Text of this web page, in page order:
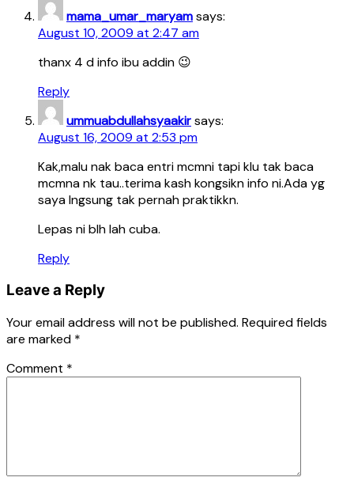
mama_umar_maryamsays:
August 10, 2009 at 2:47 am
thanx 4 d info ibu addin 😉
Reply
ummuabdullahsyaakirsays:
August 16, 2009 at 2:53 pm
Kak,malu nak baca entri mcmni tapi klu tak baca
mcmna nk tau..terima kash kongsikn info ni.Ada yg
saya lngsung tak pernah praktikkn.
Lepas ni blh lah cuba.
Reply
Leave a Reply
Your email address will not be published. Required fields
are marked *
Comment *